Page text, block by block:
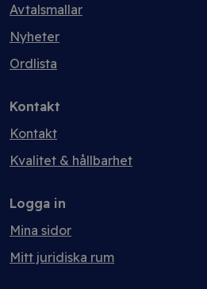
Avtalsmallar
Nyheter
Ordlista
Kontakt
Kontakt
Kvalitet & hållbarhet
Logga in
Mina sidor
Mitt juridiska rum